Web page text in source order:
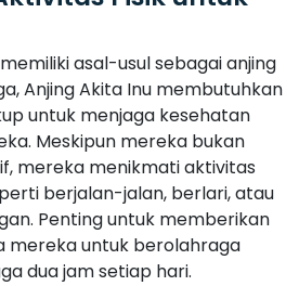
asal-usul sebagai anjing
Anjing Akita Inu membutuhkan
untuk menjaga kesehatan
Meskipun mereka bukan
mereka menikmati aktivitas
berjalan-jalan, berlari, atau
Penting untuk memberikan
mereka untuk berolahraga
dua jam setiap hari.